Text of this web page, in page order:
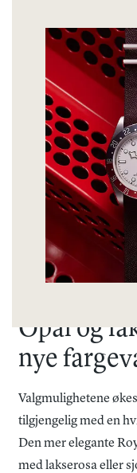
Opal og
nye
Valgmulighetene
tilgjengelig med en
Den mer elegante
med lakserosa eller